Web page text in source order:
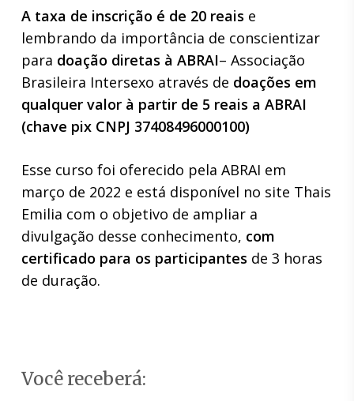
A taxa de inscrição é de 20 reais e
lembrando da importância de conscientizar
para doação diretas à ABRAI– Associação
Brasileira Intersexo através de doações em
qualquer valor à partir de 5 reais a ABRAI
(chave pix CNPJ 37408496000100)
Esse curso foi oferecido pela ABRAI em
março de 2022 e está disponível no site Thais
Emilia com o objetivo de ampliar a
divulgação desse conhecimento, com
certificado para os participantes de 3 horas
de duração.
Você receberá: